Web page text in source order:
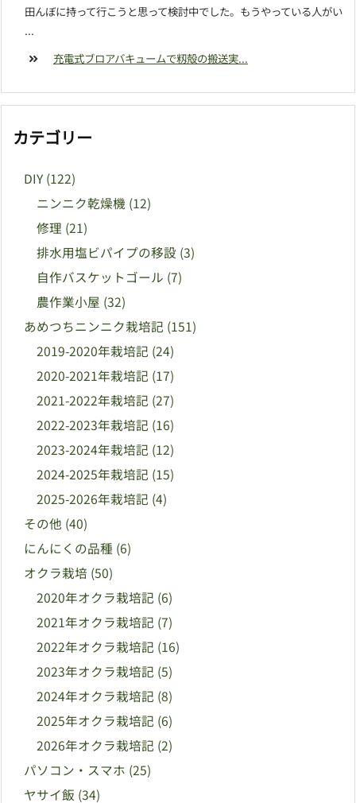
田んぼに持って行こうと思って検討中でした。もうやっている人がい
...
充電式ブロアバキュームで籾殻の搬送実...
カテゴリー
DIY (122)
ニンニク乾燥機 (12)
修理 (21)
排水用塩ビパイプの移設 (3)
自作バスケットゴール (7)
農作業小屋 (32)
あめつちニンニク栽培記 (151)
2019-2020年栽培記 (24)
2020-2021年栽培記 (17)
2021-2022年栽培記 (27)
2022-2023年栽培記 (16)
2023-2024年栽培記 (12)
2024-2025年栽培記 (15)
2025-2026年栽培記 (4)
その他 (40)
にんにくの品種 (6)
オクラ栽培 (50)
2020年オクラ栽培記 (6)
2021年オクラ栽培記 (7)
2022年オクラ栽培記 (16)
2023年オクラ栽培記 (5)
2024年オクラ栽培記 (8)
2025年オクラ栽培記 (6)
2026年オクラ栽培記 (2)
パソコン・スマホ (25)
ヤサイ飯 (34)